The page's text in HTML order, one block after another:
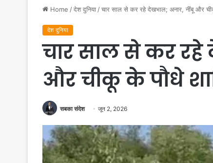
Home /देश दुनिया /चार साल से कर रहे देखभाल; अनार, नींबू और
देश दुनिया
चार साल से कर
और चीकू के पौधे
सबका संदेश जून 2, 2026